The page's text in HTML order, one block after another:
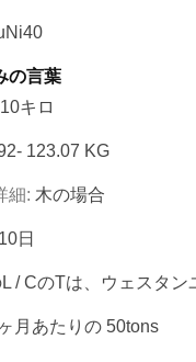
の言葉
10キロ
123.07 KG
細: 木の場合
日
/ CのTは、ウェスタン
月あたりの 50tons